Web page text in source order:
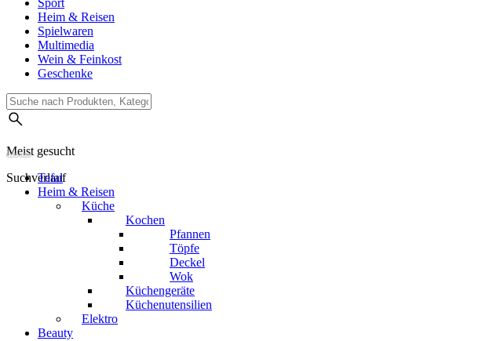
Sport
Heim & Reisen
Spielwaren
Multimedia
Wein & Feinkost
Geschenke
Meist gesucht
Suchverlauf
Tefal
Heim & Reisen
Küche
Kochen
Pfannen
Töpfe
Deckel
Wok
Küchengeräte
Küchenutensilien
Elektro
Beauty